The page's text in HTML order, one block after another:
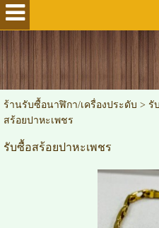
ร้านรับซื้อนาฬิกา/เครื่องประดับ > รั
สร้อยปาหะเพชร
รับซื้อสร้อยปาหะเพชร